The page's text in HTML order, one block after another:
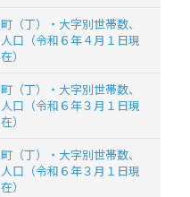
町（丁）・大字別世帯数、
人口（令和６年４月１日現
在）
町（丁）・大字別世帯数、
人口（令和６年３月１日現
在）
町（丁）・大字別世帯数、
人口（令和６年３月１日現
在）